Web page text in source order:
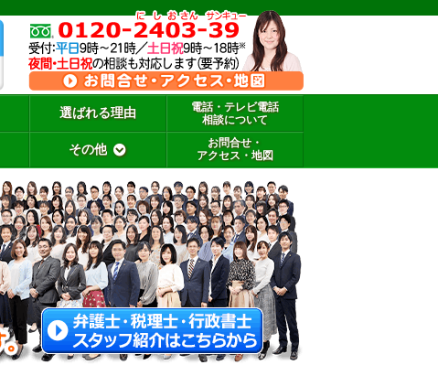
選ばれる理由
電話・テレビ電話
相談について
その他
お問合せ・
アクセス・地図